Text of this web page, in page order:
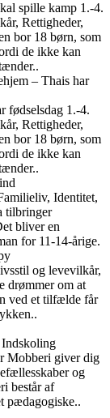
spille kamp 1.-4.
Rettigheder,
bor 18 børn, som
de ikke kan
– Thais har
fødselsdag 1.-4.
Rettigheder,
bor 18 børn, som
de ikke kan
Identitet,
tilbringer
bliver en
for 11-14-årige.
og levevilkår,
drømmer om at
ved et tilfælde får
Indskoling
Mobberi giver dig
og
består af
pædagogiske..